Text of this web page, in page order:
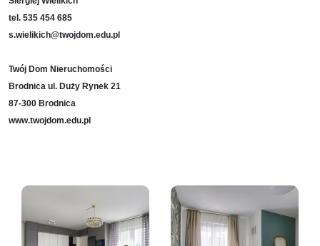
tel. 535 454 685
s.wielikich@twojdom.edu.pl
Twój Dom Nieruchomości
Brodnica ul. Duży Rynek 21
87-300 Brodnica
www.twojdom.edu.pl